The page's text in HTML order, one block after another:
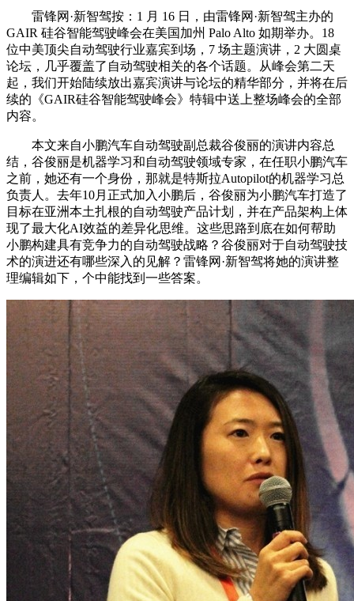
雷锋网·新智驾按：1 月 16 日，由雷锋网·新智驾主办的
GAIR 硅谷智能驾驶峰会在美国加州 Palo Alto 如期举办。18
位中美顶尖自动驾驶行业嘉宾到场，7 场主题演讲，2 大圆桌
论坛，几乎覆盖了自动驾驶相关的各个话题。从峰会第二天
起，我们开始陆续放出嘉宾演讲与论坛的精华部分，并将在后
续的《GAIR硅谷智能驾驶峰会》特辑中送上整场峰会的全部
内容。
本文来自小鹏汽车自动驾驶副总裁谷俊丽的演讲内容总
结，谷俊丽是机器学习和自动驾驶领域专家，在任职小鹏汽车
之前，她还有一个身份，那就是特斯拉Autopilot的机器学习总
负责人。去年10月正式加入小鹏后，谷俊丽为小鹏汽车打造了
目标在亚洲本土扎根的自动驾驶产品计划，并在产品架构上体
现了最大化AI效益的差异化思维。这些思路到底在如何帮助
小鹏构建具有竞争力的自动驾驶战略？谷俊丽对于自动驾驶技
术的演进还有哪些深入的见解？雷锋网·新智驾将她的演讲整
理编辑如下，个中能找到一些答案。